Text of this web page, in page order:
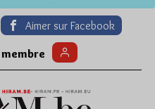
Aimer sur Facebook
membre